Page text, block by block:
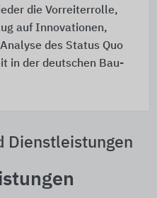
die Vorreiterrolle,
auf Innovationen,
des Status Quo
in der deutschen Bau-
Dienstleistungen